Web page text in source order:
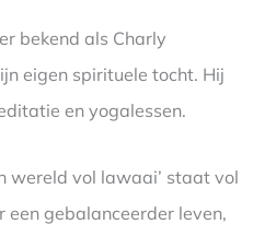
bekend als Charly
eigen spirituele tocht. Hij
en yogalessen.
wereld vol lawaai’ staat vol
een gebalanceerder leven,